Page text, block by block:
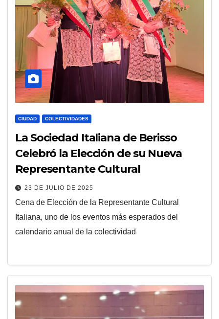
CIUDAD COLECTIVIDADES
La Sociedad Italiana de Berisso
Celebró la Elección de su Nueva
Representante Cultural
23 DE JULIO DE 2025
Cena de Elección de la Representante Cultural
Italiana, uno de los eventos más esperados del
calendario anual de la colectividad